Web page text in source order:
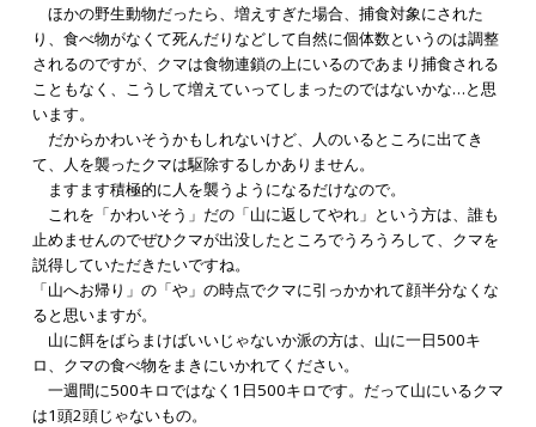
ほかの野生動物だったら、増えすぎた場合、捕食対象にされた
り、食べ物がなくて死んだりなどして自然に個体数というのは調整
されるのですが、クマは食物連鎖の上にいるのであまり捕食される
こともなく、こうして増えていってしまったのではないかな…と思
います。
だからかわいそうかもしれないけど、人のいるところに出てき
て、人を襲ったクマは駆除するしかありません。
ますます積極的に人を襲うようになるだけなので。
これを「かわいそう」だの「山に返してやれ」という方は、誰も
止めませんのでぜひクマが出没したところでうろうろして、クマを
説得していただきたいですね。
「山へお帰り」の「や」の時点でクマに引っかかれて顔半分なくな
ると思いますが。
山に餌をばらまけばいいじゃないか派の方は、山に一日500キ
ロ、クマの食べ物をまきにいかれてください。
一週間に500キロではなく1日500キロです。だって山にいるクマ
は1頭2頭じゃないもの。